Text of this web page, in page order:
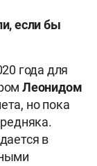
если бы
года для
Леонидом
но пока
в